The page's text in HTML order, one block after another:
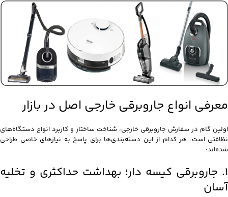
معرفی انواع جاروبرقی خارجی اصل در بازار
اولین گام در سفارش جاروبرقی خارجی، شناخت ساختار و کاربرد انواع دستگاه‌های
نظافتی است. هر کدام از این دسته‌بندی‌ها برای پاسخ به نیازهای خاصی طراحی
شده‌اند:
۱. جاروبرقی کیسه دار؛ بهداشت حداکثری و تخلیه
آسان